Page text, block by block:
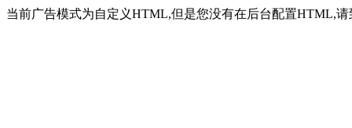
当前广告模式为自定义HTML,但是您没有在后台配置HTML,